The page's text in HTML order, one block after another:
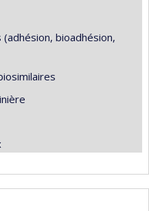
bioadhésion,